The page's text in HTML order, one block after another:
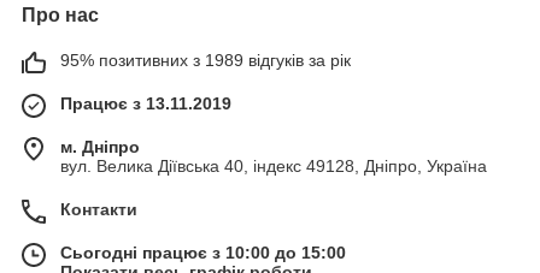
Про нас
95% позитивних з 1989 відгуків за рік
Працює з 13.11.2019
м. Дніпро
вул. Велика Діївська 40, індекс 49128, Дніпро, Україна
Контакти
Сьогодні працює з 10:00 до 15:00